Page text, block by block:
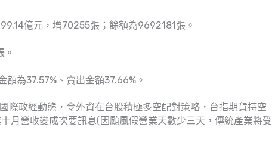
億元，增70255張；餘額為9692181張。
為37.57%、賣出金額37.66%。
際政經動態，令外資在台股積極多空配對策略，台指期貨持空
月營收變成次要訊息(因颱風假營業天數少三天，傳統產業將受